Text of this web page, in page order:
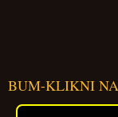
BUM-KLIKNI